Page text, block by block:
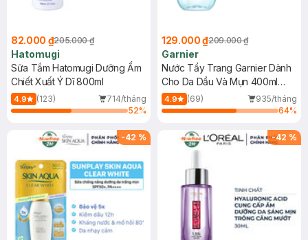
82.000 ₫205.000 ₫
Hatomugi
Sữa Tắm Hatomugi Dưỡng Ẩm
Chiết Xuất Ý Dĩ 800ml
4.9 (123)
714/tháng
52%
129.000 ₫209.000 ₫
Garnier
Nước Tẩy Trang Garnier Dành
Cho Da Dầu Và Mụn 400ml
(Mới)
4.9 (69)
935/tháng
64%
-42 % -42 %